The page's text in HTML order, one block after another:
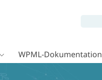
WPML-Dokumentation